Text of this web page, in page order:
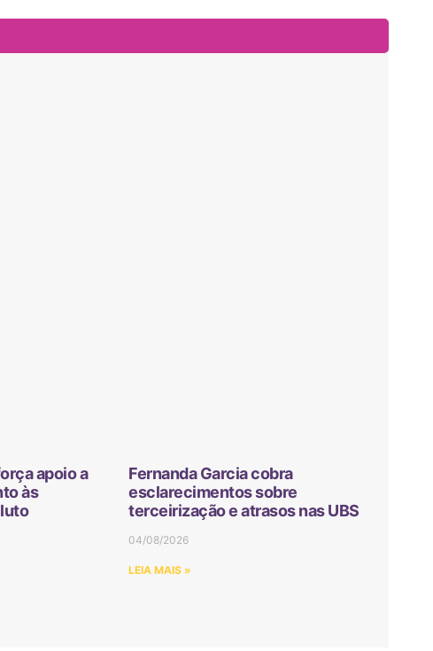
apoio a
às
Fernanda Garcia cobra
esclarecimentos sobre
terceirização e atrasos nas UBS
04/08/2026
LEIA MAIS »